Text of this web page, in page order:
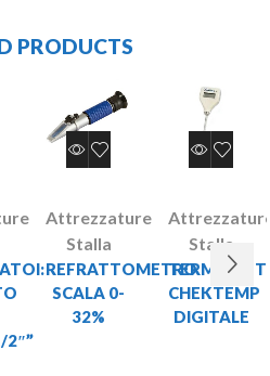
PRODUCTS
2″”
Attrezzature
Stalla
REFRATTOMETRO
SCALA 0-
32%
Stalla
CHEKTEMP
DIGITALE